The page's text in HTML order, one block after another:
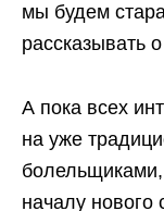
мы будем
рассказывать
А пока всех
на уже
началу нового